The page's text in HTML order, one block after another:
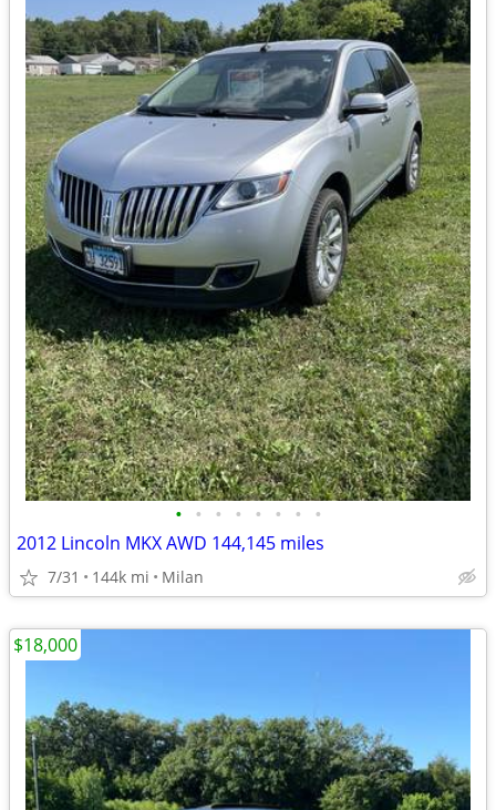
• • • • • • • •
2012 Lincoln MKX AWD 144,145 miles
7/31 144k mi Milan
$18,000